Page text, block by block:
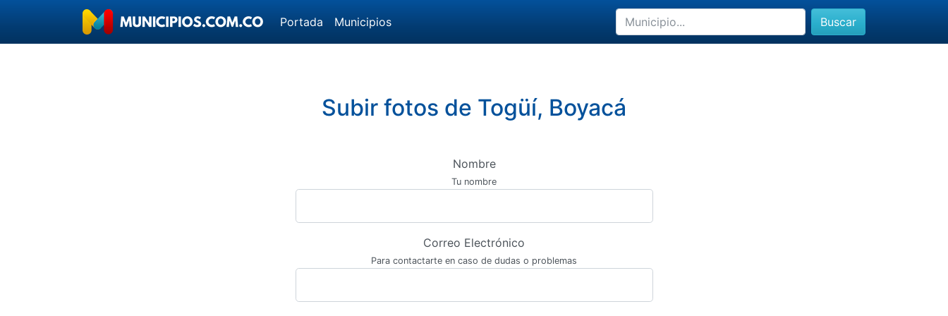
Portada Municipios Buscar
Subir fotos de Togüí, Boyacá
Nombre
Tu nombre
Correo Electrónico
Para contactarte en caso de dudas o problemas